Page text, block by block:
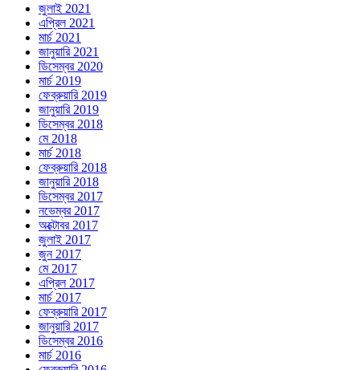
জুলাই 2021
এপ্রিল 2021
মার্চ 2021
জানুয়ারি 2021
ডিসেম্বর 2020
মার্চ 2019
ফেব্রুয়ারি 2019
জানুয়ারি 2019
ডিসেম্বর 2018
মে 2018
মার্চ 2018
ফেব্রুয়ারি 2018
জানুয়ারি 2018
ডিসেম্বর 2017
নভেম্বর 2017
অক্টোবর 2017
জুলাই 2017
জুন 2017
মে 2017
এপ্রিল 2017
মার্চ 2017
ফেব্রুয়ারি 2017
জানুয়ারি 2017
ডিসেম্বর 2016
মার্চ 2016